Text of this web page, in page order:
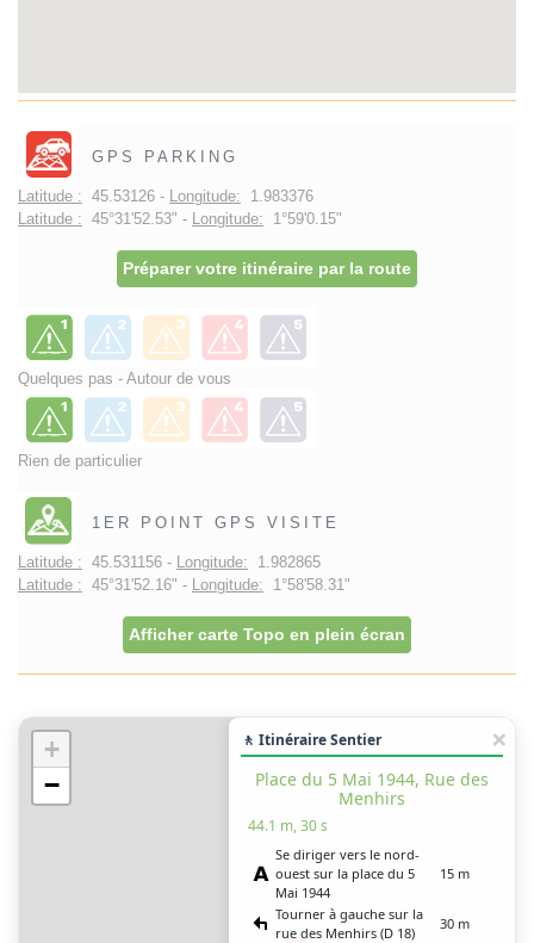
GPS PARKING
Latitude : 45.53126 - Longitude: 1.983376
Latitude : 45°31'52.53" - Longitude: 1°59'0.15"
Préparer votre itinéraire par la route
Quelques pas - Autour de vous
Rien de particulier
1ER POINT GPS VISITE
Latitude : 45.531156 - Longitude: 1.982865
Latitude : 45°31'52.16" - Longitude: 1°58'58.31"
Afficher carte Topo en plein écran
+
−
🚶 Itinéraire Sentier
Place du 5 Mai 1944, Rue des
Menhirs
44.1 m, 30 s
Se diriger vers le nord-
ouest sur la place du 5
Mai 1944
15 m
Tourner à gauche sur la
rue des Menhirs (D 18)
30 m